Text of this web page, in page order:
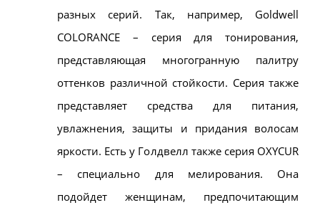
разных серий. Так, например, Goldwell
COLORANCE – серия для тонирования,
представляющая многогранную палитру
оттенков различной стойкости. Серия также
представляет средства для питания,
увлажнения, защиты и придания волосам
яркости. Есть у Голдвелл также серия OXYCUR
– специально для мелирования. Она
подойдет женщинам, предпочитающим